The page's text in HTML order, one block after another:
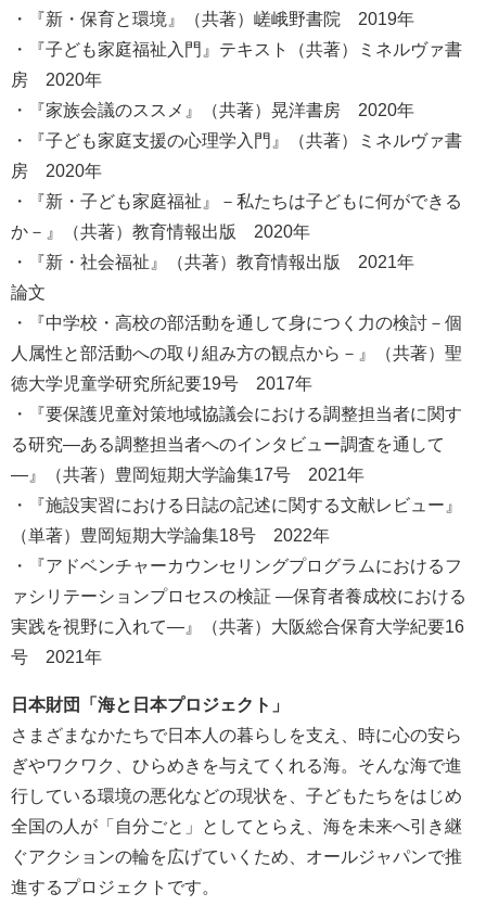
・『新・保育と環境』（共著）嵯峨野書院 2019年
・『子ども家庭福祉入門』テキスト（共著）ミネルヴァ書
房 2020年
・『家族会議のススメ』（共著）晃洋書房 2020年
・『子ども家庭支援の心理学入門』（共著）ミネルヴァ書
房 2020年
・『新・子ども家庭福祉』－私たちは子どもに何ができる
か－』（共著）教育情報出版 2020年
・『新・社会福祉』（共著）教育情報出版 2021年
論文
・『中学校・高校の部活動を通して身につく力の検討－個
人属性と部活動への取り組み方の観点から－』（共著）聖
徳大学児童学研究所紀要19号 2017年
・『要保護児童対策地域協議会における調整担当者に関す
る研究―ある調整担当者へのインタビュー調査を通して
―』（共著）豊岡短期大学論集17号 2021年
・『施設実習における日誌の記述に関する文献レビュー』
（単著）豊岡短期大学論集18号 2022年
・『アドベンチャーカウンセリングプログラムにおけるフ
ァシリテーションプロセスの検証 ―保育者養成校における
実践を視野に入れて―』（共著）大阪総合保育大学紀要16
号 2021年
日本財団「海と日本プロジェクト」
さまざまなかたちで日本人の暮らしを支え、時に心の安ら
ぎやワクワク、ひらめきを与えてくれる海。そんな海で進
行している環境の悪化などの現状を、子どもたちをはじめ
全国の人が「自分ごと」としてとらえ、海を未来へ引き継
ぐアクションの輪を広げていくため、オールジャパンで推
進するプロジェクトです。